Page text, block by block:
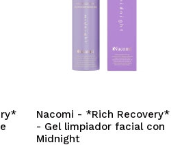
Nacomi - *Rich Recovery*
- Gel limpiador facial con
Midnight